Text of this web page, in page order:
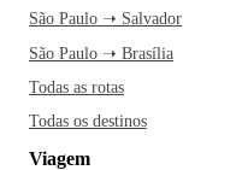
São Paulo ➝ Salvador
São Paulo ➝ Brasília
Todas as rotas
Todas os destinos
Viagem